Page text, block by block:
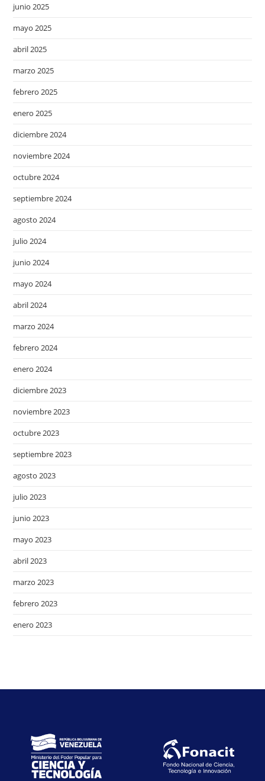
junio 2025
mayo 2025
abril 2025
marzo 2025
febrero 2025
enero 2025
diciembre 2024
noviembre 2024
octubre 2024
septiembre 2024
agosto 2024
julio 2024
junio 2024
mayo 2024
abril 2024
marzo 2024
febrero 2024
enero 2024
diciembre 2023
noviembre 2023
octubre 2023
septiembre 2023
agosto 2023
julio 2023
junio 2023
mayo 2023
abril 2023
marzo 2023
febrero 2023
enero 2023